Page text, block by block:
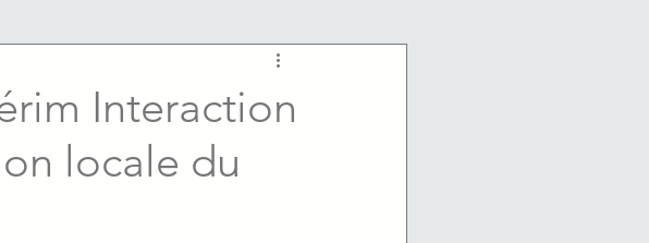
Interaction
locale du